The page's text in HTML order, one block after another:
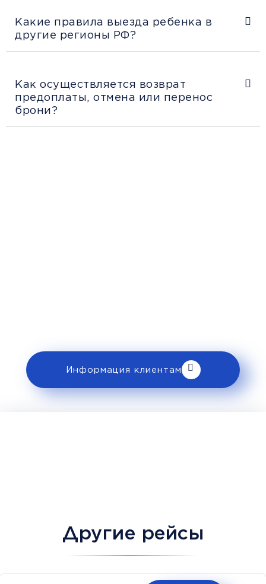
Какие правила выезда ребенка в
другие регионы РФ?
Как осуществляется возврат
предоплаты, отмена или перенос
брони?
Информация клиентам
Другие рейсы